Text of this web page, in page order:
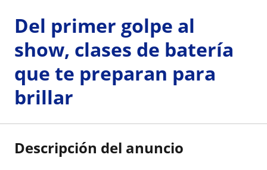
Del primer golpe al
show, clases de batería
que te preparan para
brillar
Descripción del anuncio